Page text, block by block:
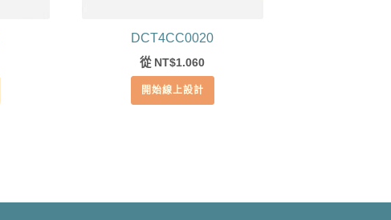
DCT4CC0020
從 NT$1.060
開始線上設計